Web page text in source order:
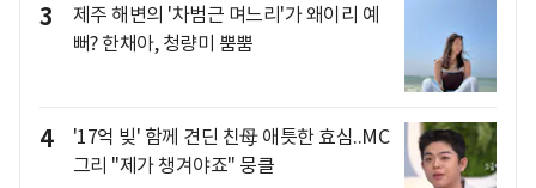
3
제주 해변의 '차범근 며느리'가 왜이리 예
뻐? 한채아, 청량미 뿜뿜
4
'17억 빚' 함께 견딘 친母 애틋한 효심..MC
그리 "제가 챙겨야죠" 뭉클